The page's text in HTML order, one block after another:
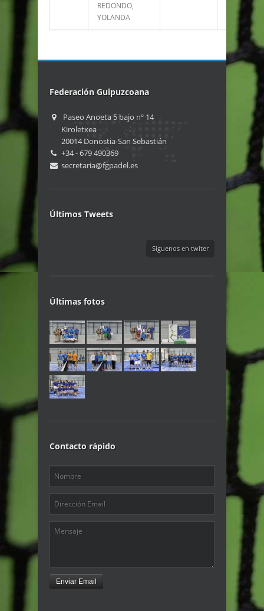
REDONDO,
YOLANDA
Federación Guipuzcoana
Paseo Anoeta 5 bajo nº 14
Kiroletxea
20014 Donostia-San Sebastián
+34 - 679 490369
secretaria@fgpadel.es
Últimos Tweets
Siguenos en twiter
Últimas fotos
Contacto rápido
Enviar Email